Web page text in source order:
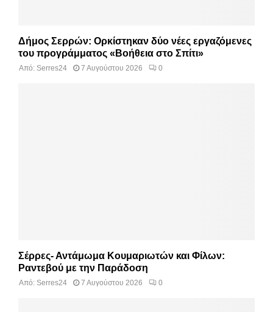
Δήμος Σερρών: Ορκίστηκαν δύο νέες εργαζόμενες
του προγράμματος «Βοήθεια στο Σπίτι»
Από: Serres24 7 Αυγούστου 2026 0
Σέρρες- Αντάμωμα Κουμαριωτών και Φίλων:
Ραντεβού με την Παράδοση
Από: Serres24 7 Αυγούστου 2026 0